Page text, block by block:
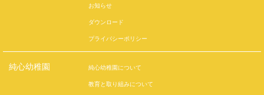
お知らせ
ダウンロード
プライバシーポリシー
純心幼稚園
純心幼稚園について
教育と取り組みについて